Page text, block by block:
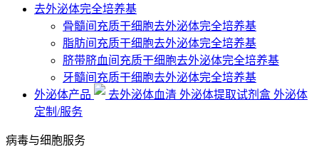
去外泌体完全培养基
骨髓间充质干细胞去外泌体完全培养基
脂肪间充质干细胞去外泌体完全培养基
脐带脐血间充质干细胞去外泌体完全培养基
牙髓间充质干细胞去外泌体完全培养基
外泌体产品
去外泌体血清 外泌体提取试剂盒 外泌体
定制/服务
病毒与细胞服务